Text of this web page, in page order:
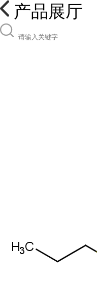
产品展厅